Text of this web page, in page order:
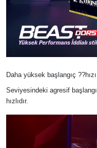
Daha yüksek başlangıç
Seviyesindeki agresif
hızlıdır.